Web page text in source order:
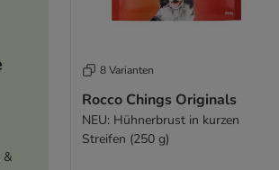
&
8 Varianten
Rocco Chings Originals
NEU: Hühnerbrust in kurzen
Streifen (250 g)